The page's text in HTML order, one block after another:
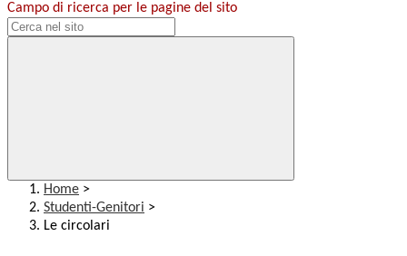
Campo di ricerca per le pagine del sito
Home >
Studenti-Genitori >
Le circolari